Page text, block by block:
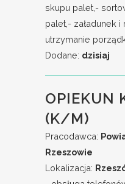
skupu palet,-
palet,- załadunek i
utrzymanie
Dodane: dzisiaj
OPIEKUN
(K/M)
Pracodawca:
Rzeszowie
Lokalizacja: